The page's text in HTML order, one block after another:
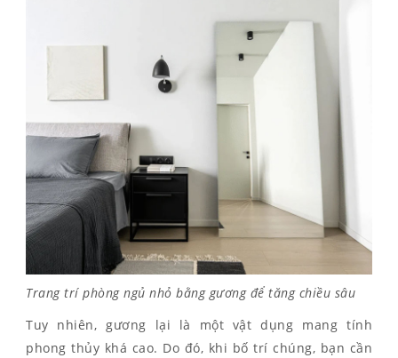
Trang trí phòng ngủ nhỏ bằng gương để tăng chiều sâu
Tuy nhiên, gương lại là một vật dụng mang tính
phong thủy khá cao. Do đó, khi bố trí chúng, bạn cần